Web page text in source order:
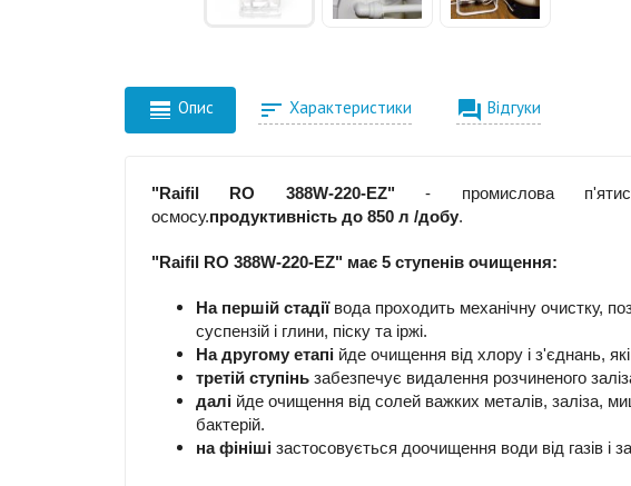
 Опис  Характеристики  Відгуки
"Raifil RO 388W-220-EZ" - промислова
осмосу.продуктивність до 850 л /добу.
"Raifil RO 388W-220-EZ" має 5 ступенів очищення:
На першій стадіївода проходить механічну очистку,
суспензій і глини, піску та іржі.
На другому етапійде очищення від хлору і з'єднань, які
третій ступіньзабезпечує видалення розчиненого
далійде очищення від солей важких металів, заліза,
бактерій.
на фінішізастосовується доочищення води від газів і